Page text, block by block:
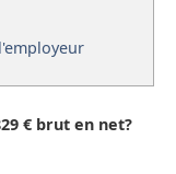
€ brut en net?